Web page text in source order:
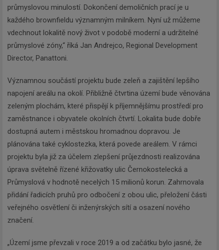
průmyslovou minulostí. Dokončení demoličních prací je u
každého brownfieldu významným milníkem. Nyní už můžeme
vdechnout lokalitě nový život v podobě moderní a udržitelné
průmyslové zóny,“ říká Jan Andrejco, Regional Development
Director, Panattoni.
Významnou součástí projektu bude zeleň a zajištění lepšího
napojení areálu na okolí. Přibližně čtvrtina území bude věnována
zeleným plochám, které přispějí k příjemnějšímu prostředí pro
zaměstnance i obyvatele okolních čtvrtí. Lokalita bude dobře
dostupná autem i městskou hromadnou dopravou. Je
plánována také cyklostezka, která povede areálem. V rámci
projektu byla již za účelem zlepšení průjezdnosti realizována
úprava světelně řízené křižovatky ulic Černokostelecká a
Průmyslová v hodnotě necelých 15 milionů korun. Zahrnovala
přidání řadicích pruhů pro odbočení z obou ulic, přeložení části
veřejného osvětlení či inženýrských sítí a osazení nového
značení.
„Území jsme převzali v roce 2019 a od začátku bylo jasné, že